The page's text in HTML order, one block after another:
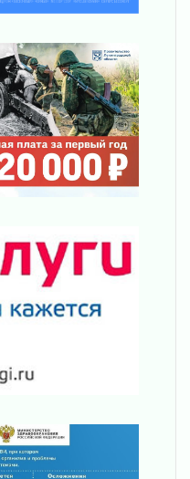
Ленобласти
дня рождения
и взрослых
Воздушно-
жителей перед
в Кировском